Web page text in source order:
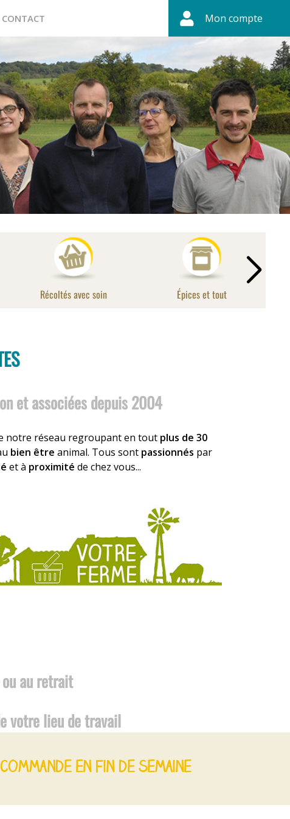
CONTACT Mon compte
Récoltés avec soin Épices et tout
et associées depuis 2004
notre réseau regroupant en tout plus de 30
bien être animal. Tous sont passionnés par
et à proximité de chez vous...
au retrait
votre lieu de travail
en fin de semaine